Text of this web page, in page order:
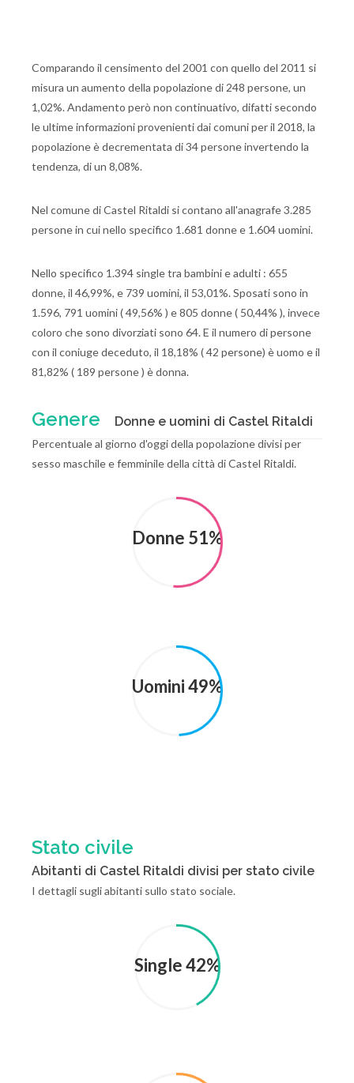
Comparando il censimento del 2001 con quello del 2011 si
misura un aumento della popolazione di 248 persone, un
1,02%. Andamento però non continuativo, difatti secondo
le ultime informazioni provenienti dai comuni per il 2018, la
popolazione è decrementata di 34 persone invertendo la
tendenza, di un 8,08%.
Nel comune di Castel Ritaldi si contano all'anagrafe 3.285
persone in cui nello specifico 1.681 donne e 1.604 uomini.
Nello specifico 1.394 single tra bambini e adulti : 655
donne, il 46,99%, e 739 uomini, il 53,01%. Sposati sono in
1.596, 791 uomini ( 49,56% ) e 805 donne ( 50,44% ), invece
coloro che sono divorziati sono 64. E il numero di persone
con il coniuge deceduto, il 18,18% ( 42 persone) è uomo e il
81,82% ( 189 persone ) è donna.
Genere Donne e uomini di Castel Ritaldi
Percentuale al giorno d'oggi della popolazione divisi per
sesso maschile e femminile della città di Castel Ritaldi.
Donne 51%
Uomini 49%
Stato civile
Abitanti di Castel Ritaldi divisi per stato civile
I dettagli sugli abitanti sullo stato sociale.
Single 42%